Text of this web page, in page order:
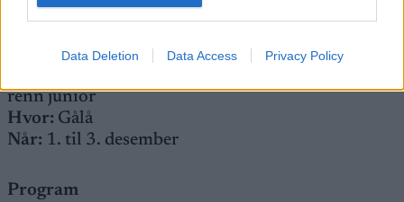
Data Deletion Data Access Privacy Policy
FAKTA: Norgescup og U23-NM langrenn
senior og junior kvinner og menn
renn junior
Hvor: Gålå
Når: 1. til 3. desember
Program